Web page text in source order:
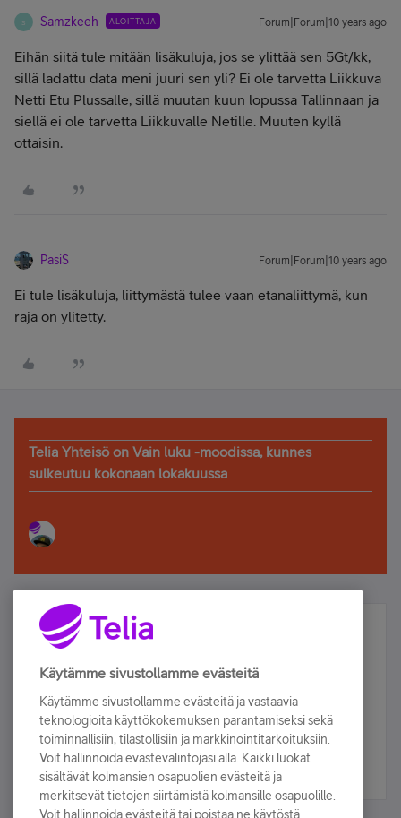
S Samzkeeh ALOITTAJA Forum|Forum|10 years ago
Eihän siitä tule mitään lisäkuluja, jos se ylittää sen 5Gt/kk,
sillä ladattu data meni juuri sen yli? Ei ole tarvetta Liikkuva
Netti Etu Plussalle, sillä muutan kuun lopussa Tallinnaan ja
siellä ei ole tarvetta Liikkuvalle Netille. Muuten kyllä
ottaisin.
PasiS Forum|Forum|10 years ago
Ei tule lisäkuluja, liittymästä tulee vaan etanaliittymä, kun
raja on ylitetty.
Telia Yhteisö on Vain luku -moodissa, kunnes
sulkeutuu kokonaan lokakuussa
Älä jää paitsi – osallistu ja voita!
Tilaa Telian uutiskirje ja olet mukana arvonnassa.
sähköpostiisi.
Tilaa nyt
Käytämme sivustollamme evästeitä
Käytämme sivustollamme evästeitä ja vastaavia
teknologioita käyttökokemuksen parantamiseksi sekä
toiminnallisiin, tilastollisiin ja markkinointitarkoituksiin.
Voit hallinnoida evästevalintojasi alla. Kaikki luokat
sisältävät kolmansien osapuolien evästeitä ja
merkitsevät tietojen siirtämistä kolmansille osapuolille.
Voit hallinnoida evästeitä tai poistaa ne käytöstä